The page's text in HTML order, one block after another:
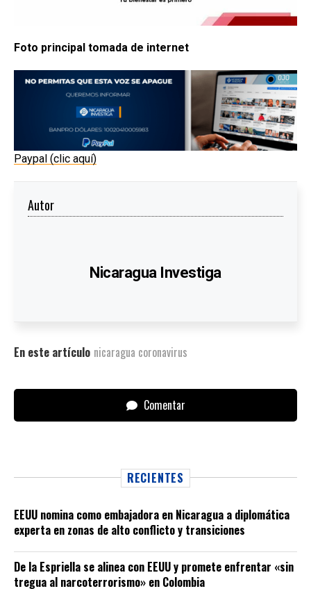
Foto principal tomada de internet
Paypal (clic aquí)
Autor
Nicaragua Investiga
En este artículo nicaragua coronavirus
Comentar
RECIENTES
EEUU nomina como embajadora en Nicaragua a diplomática
experta en zonas de alto conflicto y transiciones
De la Espriella se alinea con EEUU y promete enfrentar «sin
tregua al narcoterrorismo» en Colombia